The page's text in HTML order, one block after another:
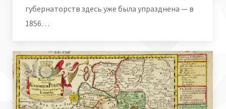
губернаторств здесь уже была упразднена — в
1856…